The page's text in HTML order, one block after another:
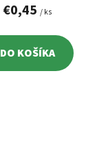
€0,45 / ks
DO KOŠÍKA